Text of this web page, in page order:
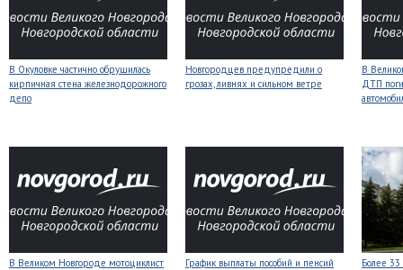
В Окуловке частично обрушилась
кирпичная стена железнодорожного
депо
Новгородцев предупредили о
грозах, ливнях и сильном ветре
В
ДТП
В Великом Новгороде мотоциклист
График выплаты пособий и пенсий
Более 33